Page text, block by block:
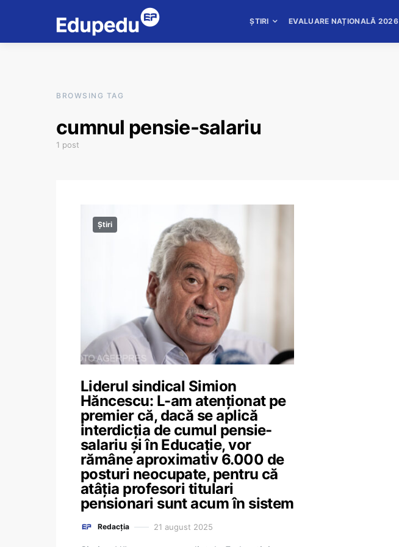
ȘTIRI EVALUARE NAȚIONALĂ 2026
BROWSING TAG
cumnul pensie-salariu
1 post
Știri
Liderul sindical Simion
Hăncescu: L-am atenționat pe
premier că, dacă se aplică
interdicția de cumul pensie-
salariu și în Educație, vor
rămâne aproximativ 6.000 de
posturi neocupate, pentru că
atâția profesori titulari
pensionari sunt acum în sistem
Redacția 21 august 2025